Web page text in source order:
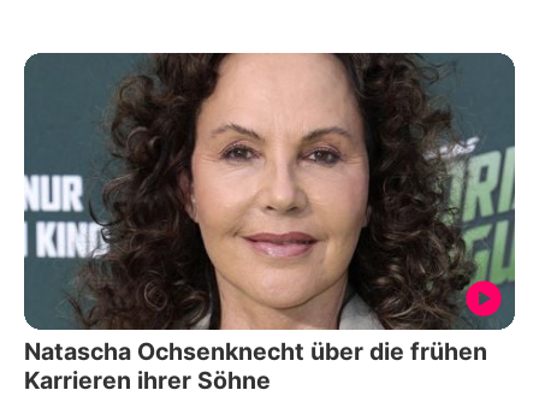
Natascha Ochsenknecht über die frühen
Karrieren ihrer Söhne